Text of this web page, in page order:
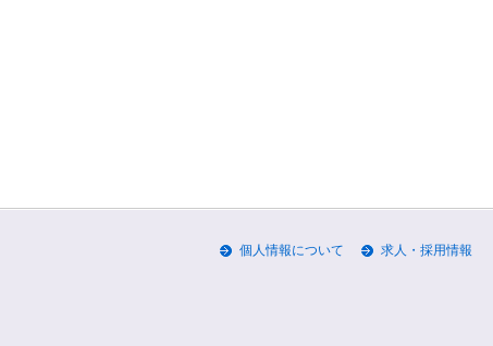
個人情報について
求人・採用情報